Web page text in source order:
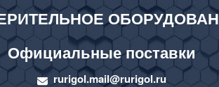
Официальные поставки
rurigol.mail@rurigol.ru